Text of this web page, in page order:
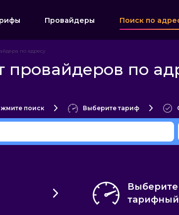
Провайдеры Поиск по
по адресу
провайдеров по
поиск Выберите тариф
Выберите